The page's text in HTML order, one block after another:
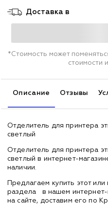
Доставка в
*Стоимость может
стоимости
Описание Отзывы
Отделитель для принтера
светлый
Отделитель для принтера
светлый в интернет-
наличии.
Предлагаем купить этот
раздела
в нашем
на сайте, доставим его по